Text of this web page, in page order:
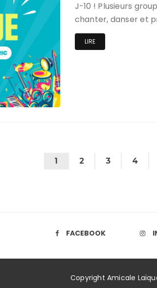
J-10 ! Plusieurs
chanter, danser et
LIRE
1 2 3 4
FACEBOOK
Copyright Amicale